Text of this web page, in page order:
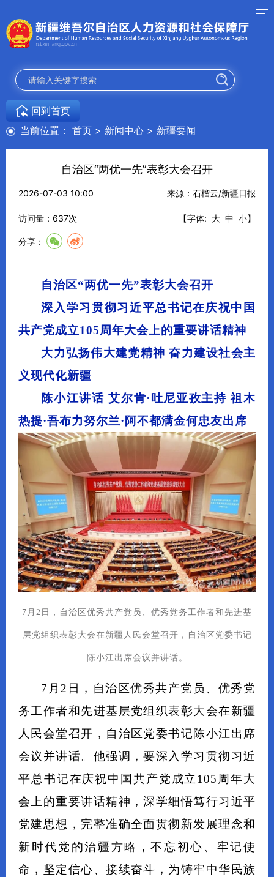
当前位置： 首页 > 新闻中心 > 新疆要闻
回到首页
自治区“两优一先”表彰大会召开
2026-07-03 10:00 来源：石榴云/新疆日报
访问量： 637次 【字体: 大 中 小】
分享：
自治区“两优一先”表彰大会召开
深入学习贯彻习近平总书记在庆祝中国
共产党成立105周年大会上的重要讲话精神
大力弘扬伟大建党精神 奋力建设社会主
义现代化新疆
陈小江讲话 艾尔肯·吐尼亚孜主持 祖木
热提·吾布力努尔兰·阿不都满金何忠友出席
7月2日，自治区优秀共产党员、优秀党务工作者和先进基
层党组织表彰大会在新疆人民会堂召开，自治区党委书记
陈小江出席会议并讲话。
7月2日，自治区优秀共产党员、优秀党
务工作者和先进基层党组织表彰大会在新疆
人民会堂召开，自治区党委书记陈小江出席
会议并讲话。他强调，要深入学习贯彻习近
平总书记在庆祝中国共产党成立105周年大
会上的重要讲话精神，深学细悟笃行习近平
党建思想，完整准确全面贯彻新发展理念和
新时代党的治疆方略，不忘初心、牢记使
命，坚定信心、接续奋斗，为铸牢中华民族